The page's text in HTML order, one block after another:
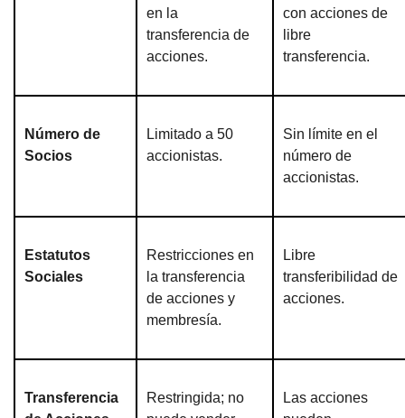
en la
transferencia de
acciones.
con acciones de
libre
transferencia.
Número de
Socios
Limitado a 50
accionistas.
Sin límite en el
número de
accionistas.
Estatutos
Sociales
Restricciones en
la transferencia
de acciones y
membresía.
Libre
transferibilidad de
acciones.
Transferencia
Restringida; no
Las acciones